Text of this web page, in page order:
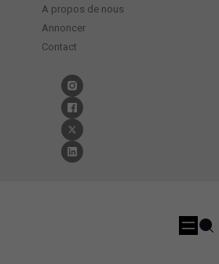
A propos de nous
Annoncer
Contact